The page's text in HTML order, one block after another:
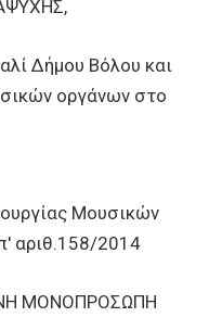
Δήμου Βόλου και
οργάνων στο
Μουσικών
αριθ.158/2014
ΜΟΝΟΠΡΟΣΩΠΗ